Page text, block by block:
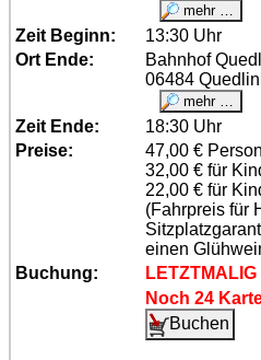
Zeit Beginn:
13:30 Uhr
Ort Ende:
Bahnhof
06484
Zeit Ende:
18:30 Uhr
Preise:
47,00 €
32,00 € für
22,00 € für
(Fahrpreis für
einen
Buchung:
Noch 24